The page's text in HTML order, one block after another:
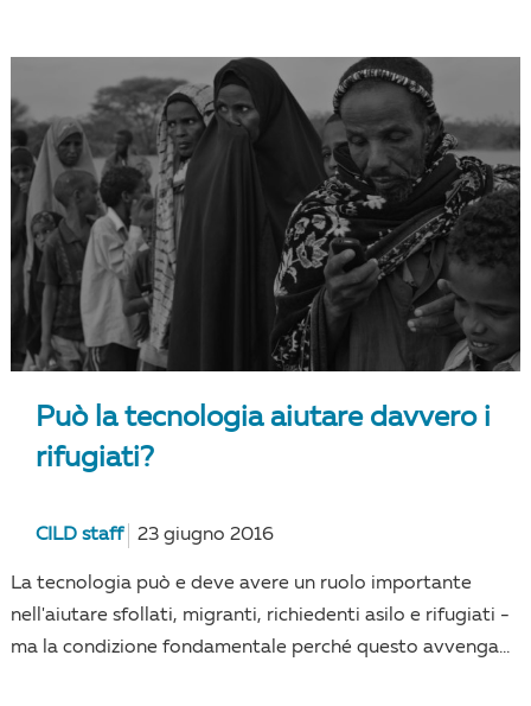
Può la tecnologia aiutare davvero i
rifugiati?
CILD staff 23 giugno 2016
La tecnologia può e deve avere un ruolo importante
nell'aiutare sfollati, migranti, richiedenti asilo e rifugiati -
ma la condizione fondamentale perché questo avvenga...